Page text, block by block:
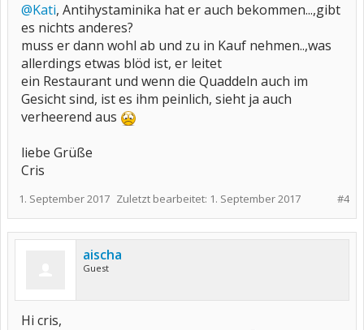
@Kati, Antihystaminika hat er auch bekommen...,gibt
es nichts anderes?
muss er dann wohl ab und zu in Kauf nehmen..,was
allerdings etwas blöd ist, er leitet
ein Restaurant und wenn die Quaddeln auch im
Gesicht sind, ist es ihm peinlich, sieht ja auch
verheerend aus
liebe Grüße
Cris
#4
1. September 2017 Zuletzt bearbeitet: 1. September 2017
aischa
Guest
Hi cris,